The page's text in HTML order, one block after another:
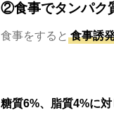
②食事でタンパク
食事をすると 食事誘
糖質6%、脂質4%に